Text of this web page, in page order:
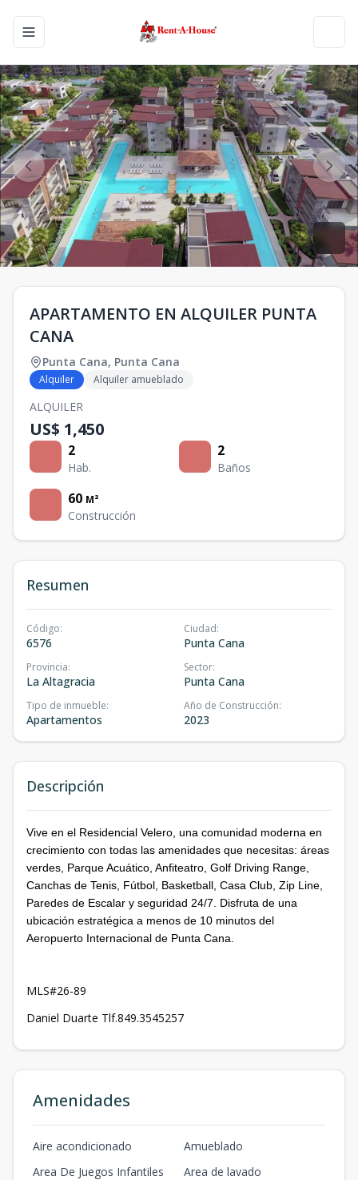
Toggle navigation menu
APARTAMENTO EN ALQUILER PUNTA
CANA
Punta Cana, Punta Cana
Alquiler Alquiler amueblado
ALQUILER
US$ 1,450
2
Hab.
2
Baños
60 M²
Construcción
Resumen
Código:
6576
Ciudad:
Punta Cana
Provincia:
La Altagracia
Sector:
Punta Cana
Tipo de inmueble:
Apartamentos
Año de Construcción:
2023
Descripción
Vive en el Residencial Velero, una comunidad moderna en
crecimiento con todas las amenidades que necesitas: áreas
verdes, Parque Acuático, Anfiteatro, Golf Driving Range,
Canchas de Tenis, Fútbol, Basketball, Casa Club, Zip Line,
Paredes de Escalar y seguridad 24/7. Disfruta de una
ubicación estratégica a menos de 10 minutos del
Aeropuerto Internacional de Punta Cana.
MLS#26-89
Daniel Duarte Tlf.849.3545257
Amenidades
Aire acondicionado
Amueblado
Area De Juegos Infantiles
Area de lavado